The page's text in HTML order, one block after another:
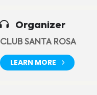
Organizer
CLUB SANTA ROSA
LEARN MORE